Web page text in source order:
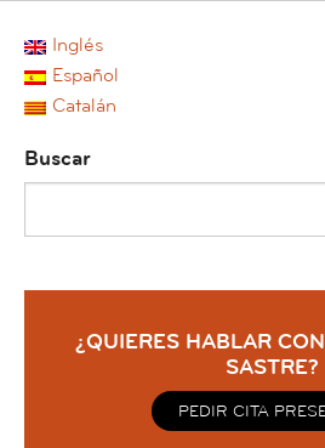
Inglés
Español
Catalán
Buscar
¿QUIERES HABLAR
SASTRE?
PEDIR CITA